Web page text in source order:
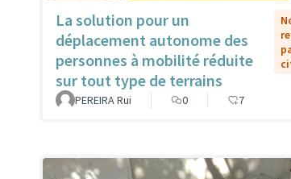
La solution pour un
déplacement autonome des
personnes à mobilité réduite
sur tout type de terrains
PEREIRA Rui 0 7